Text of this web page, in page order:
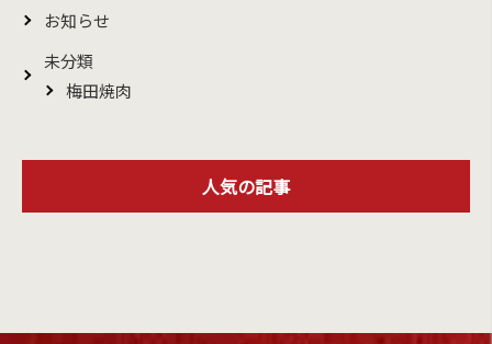
お知らせ
未分類
梅田焼肉
人気の記事